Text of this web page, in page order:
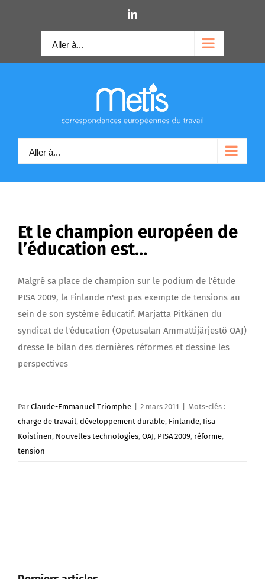
LinkedIn
Aller à...
Aller à...
Et le champion européen de
l’éducation est…
Malgré sa place de champion sur le podium de l'étude
PISA 2009, la Finlande n'est pas exempte de tensions au
sein de son système éducatif. Marjatta Pitkänen du
syndicat de l'éducation (Opetusalan Ammattijärjestö OAJ)
dresse le bilan des dernières réformes et dessine les
perspectives
Par Claude-Emmanuel Triomphe 2 mars 2011
Mots-clés :
charge de travail, développement durable, Finlande, Iisa
Koistinen, Nouvelles technologies, OAJ, PISA 2009, réforme,
tension